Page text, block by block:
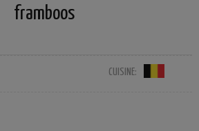
framboos
CUISINE: